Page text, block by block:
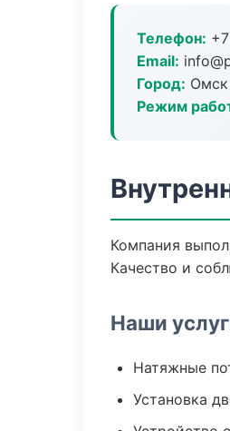
Телефон:
Email:
Город: Омск
Режим
Компания
Качество и
Наши
Натяжные
Установка